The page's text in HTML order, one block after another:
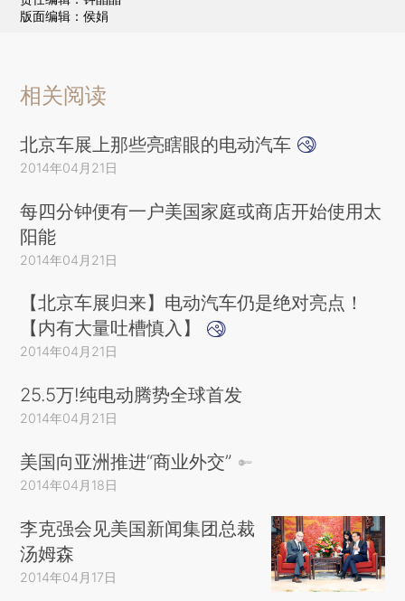
版面编辑：侯娟
相关阅读
北京车展上那些亮瞎眼的电动汽车
2014年04月21日
每四分钟便有一户美国家庭或商店开始使用太
阳能
2014年04月21日
【北京车展归来】电动汽车仍是绝对亮点！
【内有大量吐槽慎入】
2014年04月21日
25.5万!纯电动腾势全球首发
2014年04月21日
美国向亚洲推进“商业外交”
2014年04月18日
李克强会见美国新闻集团总裁
汤姆森
2014年04月17日